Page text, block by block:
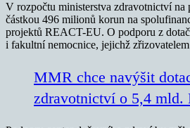
V rozpočtu ministerstva zdravotnictví na
částkou 496 milionů korun na
projektů REACT-EU. O podporu z
i fakultní nemocnice, jejichž
MMR chce navýšit
zdravotnictví o 5,4 mld.